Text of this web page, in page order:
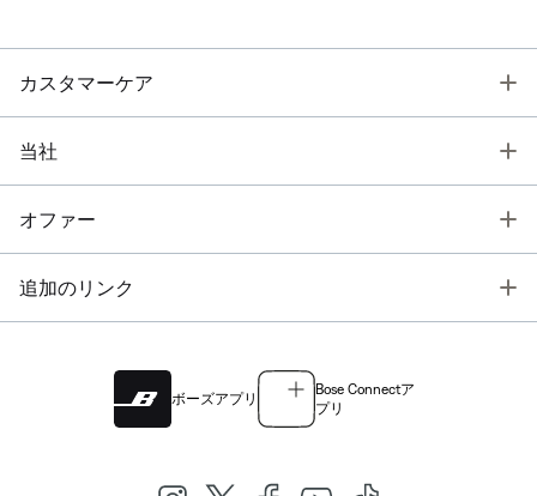
カスタマーケア
当社
オファー
追加のリンク
ボーズアプリ
Bose Connectア
プリ